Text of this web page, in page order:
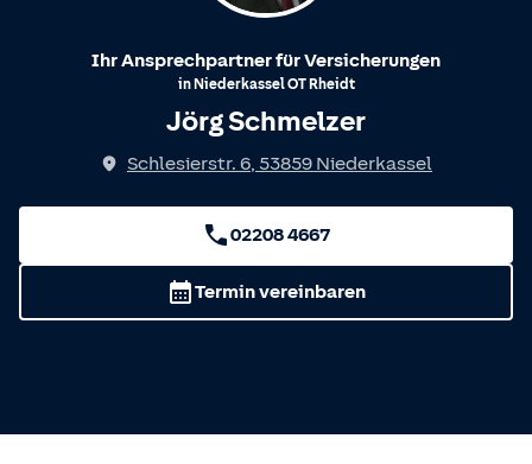
Ihr Ansprechpartner für Versicherungen
in NiederkasselOT Rheidt
Jörg Schmelzer
Schlesierstr. 6, 53859 Niederkassel
02208 4667
Termin vereinbaren